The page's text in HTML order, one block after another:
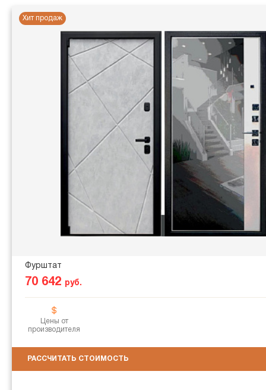
Хит продаж
Фурштат
70 642 руб.
Цены от
производителя
РАССЧИТАТЬ СТОИМОСТЬ